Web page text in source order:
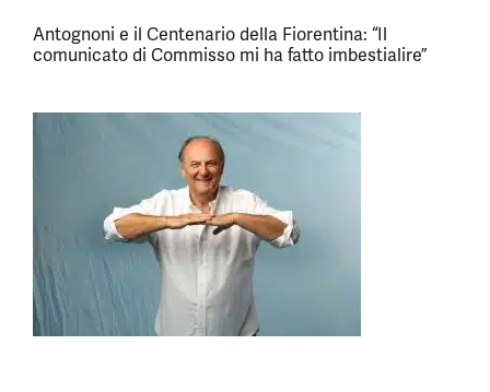
Antognoni e il Centenario della Fiorentina: “Il
comunicato di Commisso mi ha fatto imbestialire”